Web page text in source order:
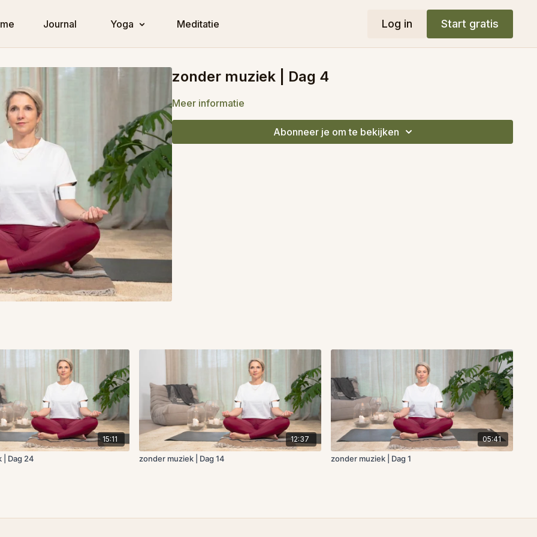
Journal Yoga Meditatie Log in Start gratis
zonder muziek | Dag 4
Meer informatie
Abonneer je om te bekijken
15:11
| Dag 24
12:37
zonder muziek | Dag 14
05:41
zonder muziek | Dag 1